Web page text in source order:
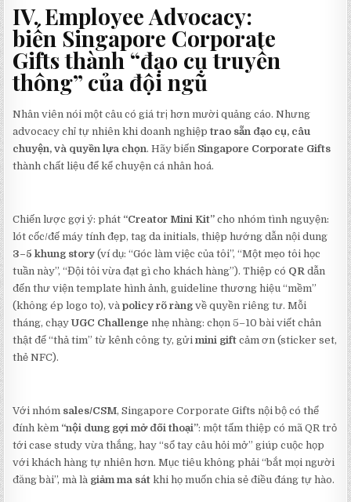
IV. Employee Advocacy:
biến Singapore Corporate
Giftsthành “đạo cụ truyền
thông” của đội ngũ
Nhân viên nói một câu có giá trị hơn mười quảng cáo. Nhưng
advocacy chỉ tự nhiên khi doanh nghiệptrao sẵn đạo cụ, câu
chuyện, và quyền lựa chọn. Hãy biến Singapore Corporate Gifts
thành chất liệu để kể chuyện cá nhân hoá.
Chiến lược gợi ý: phát “Creator Mini Kit” cho nhóm tình nguyện:
lót cốc/đế máy tính đẹp, tag da initials, thiệp hướng dẫn nội dung
3–5 khung story (ví dụ: “Góc làm việc của tôi”, “Một mẹo tôi học
tuần này”, “Đội tôi vừa đạt gì cho khách hàng”). Thiệp có QR dẫn
đến thư viện template hình ảnh, guideline thương hiệu “mềm”
(không ép logo to), vàpolicy rõ ràng về quyền riêng tư. Mỗi
tháng, chạyUGC Challenge nhẹ nhàng: chọn 5–10 bài viết chân
thật để “thả tim” từ kênh công ty, gửimini gift cảm ơn (sticker set,
thẻ NFC).
Với nhóm sales/CSM, Singapore Corporate Gifts nội bộ có thể
đính kèm “nội dung gợi mở đối thoại”: một tấm thiệp có mã QR trỏ
tới case study vừa thắng, hay “sổ tay câu hỏi mở” giúp cuộc họp
với khách hàng tự nhiên hơn. Mục tiêu không phải “bắt mọi người
đăng bài”, mà là giảm ma sát khi họ muốn chia sẻ điều đáng tự hào.